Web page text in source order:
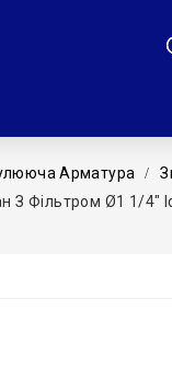
Арматура
З Фільтром Ø1 1/4″